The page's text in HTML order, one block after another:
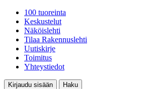
100 tuoreinta
Keskustelut
Näköislehti
Tilaa Rakennuslehti
Uutiskirje
Toimitus
Yhteystiedot
Kirjaudu sisään
Haku